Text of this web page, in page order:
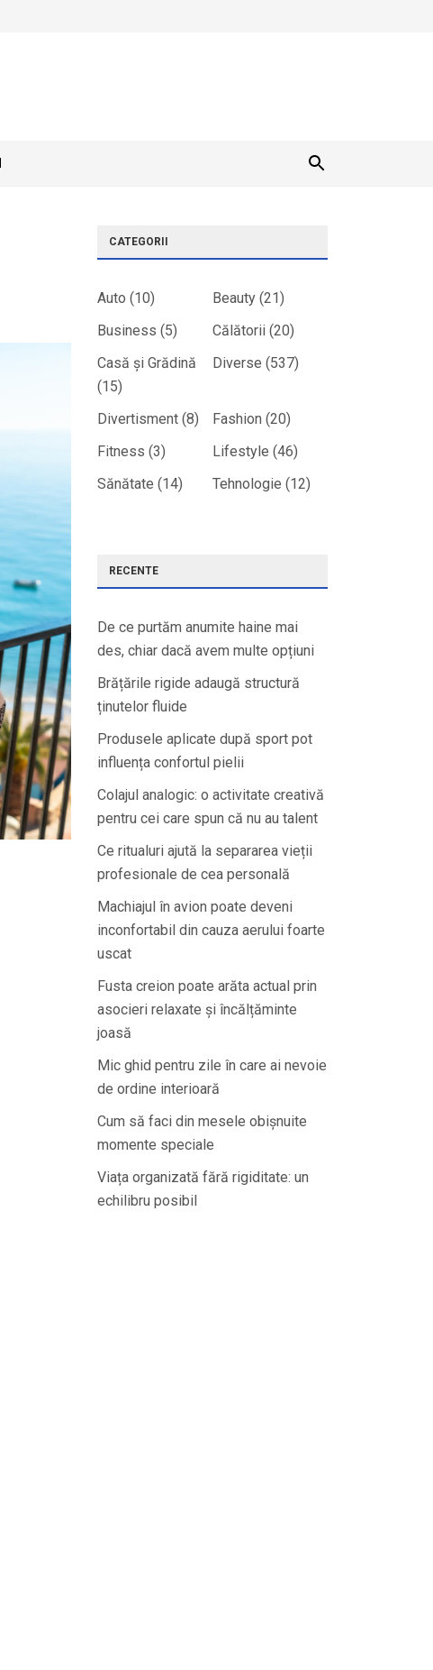
CATEGORII
Auto (10) Beauty(21)
Business (5) Călătorii(20)
Casă și Grădină
(15)
Diverse (537)
Divertisment(8) Fashion (20)
Fitness (3) Lifestyle (46)
Sănătate (14) Tehnologie (12)
RECENTE
De ce purtăm anumite haine mai
des, chiar dacă avem multe opțiuni
Brățările rigide adaugă structură
ținutelor fluide
Produsele aplicate după sport pot
influența confortul pielii
Colajul analogic: o activitate creativă
pentru cei care spun că nu au talent
Ce ritualuri ajută la separarea vieții
profesionale de cea personală
Machiajul în avion poate deveni
inconfortabil din cauza aerului foarte
uscat
Fusta creion poate arăta actual prin
asocieri relaxate și încălțăminte
joasă
Mic ghid pentru zile în care ai nevoie
de ordine interioară
Cum să faci din mesele obișnuite
momente speciale
Viața organizată fără rigiditate: un
echilibru posibil